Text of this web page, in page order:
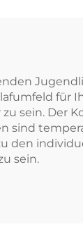
für
sein.
sind
den
sein.